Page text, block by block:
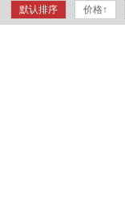
默认排序 价格↑